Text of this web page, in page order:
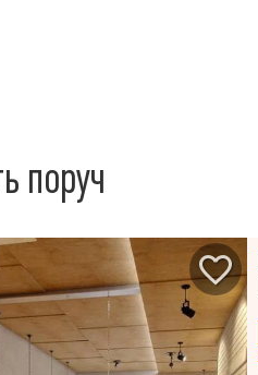
поруч